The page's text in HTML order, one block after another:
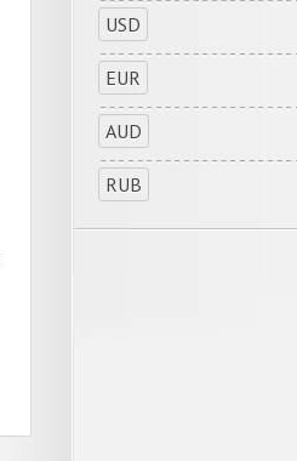
USD
EUR
AUD
RUB